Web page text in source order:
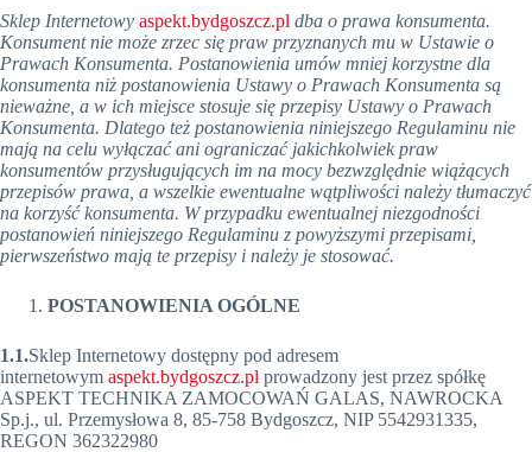
Sklep Internetowy aspekt.bydgoszcz.pl dba o prawa konsumenta.
Konsument nie może zrzec się praw przyznanych mu w Ustawie o
Prawach Konsumenta. Postanowienia umów mniej korzystne dla
konsumenta niż postanowienia Ustawy o Prawach Konsumenta są
nieważne, a w ich miejsce stosuje się przepisy Ustawy o Prawach
Konsumenta. Dlatego też postanowienia niniejszego Regulaminu nie
mają na celu wyłączać ani ograniczać jakichkolwiek praw
konsumentów przysługujących im na mocy bezwzględnie wiążących
przepisów prawa, a wszelkie ewentualne wątpliwości należy tłumaczyć
na korzyść konsumenta. W przypadku ewentualnej niezgodności
postanowień niniejszego Regulaminu z powyższymi przepisami,
pierwszeństwo mają te przepisy i należy je stosować.
POSTANOWIENIA OGÓLNE
1.1.Sklep Internetowy dostępny pod adresem
internetowym aspekt.bydgoszcz.pl prowadzony jest przez spółkę
ASPEKT TECHNIKA ZAMOCOWAŃ GALAS, NAWROCKA
Sp.j., ul. Przemysłowa 8, 85-758 Bydgoszcz, NIP 5542931335,
REGON 362322980